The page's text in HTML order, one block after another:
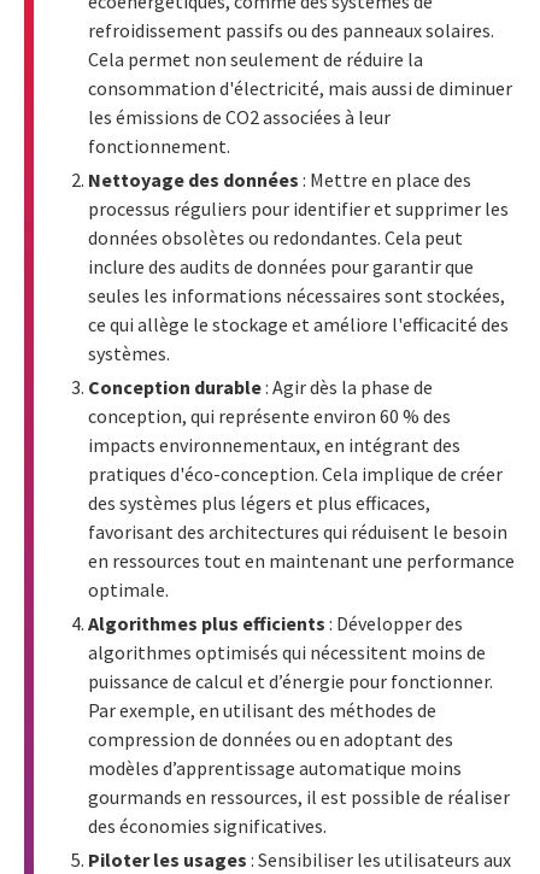
refroidissement passifs ou des panneaux solaires.
Cela permet non seulement de réduire la
consommation d'électricité, mais aussi de diminuer
les émissions de CO2 associées à leur
fonctionnement.
Nettoyage des données : Mettre en place des
processus réguliers pour identifier et supprimer les
données obsolètes ou redondantes. Cela peut
inclure des audits de données pour garantir que
seules les informations nécessaires sont stockées,
ce qui allège le stockage et améliore l'efficacité des
systèmes.
Conception durable: Agir dès la phase de
conception, qui représente environ 60 % des
impacts environnementaux, en intégrant des
pratiques d'éco-conception. Cela implique de créer
des systèmes plus légers et plus efficaces,
favorisant des architectures qui réduisent le besoin
en ressources tout en maintenant une performance
optimale.
Algorithmes plus efficients : Développer des
algorithmes optimisés qui nécessitent moins de
puissance de calcul et d’énergie pour fonctionner.
Par exemple, en utilisant des méthodes de
compression de données ou en adoptant des
modèles d’apprentissage automatique moins
gourmands en ressources, il est possible de réaliser
des économies significatives.
Piloter les usages : Sensibiliser les utilisateurs aux